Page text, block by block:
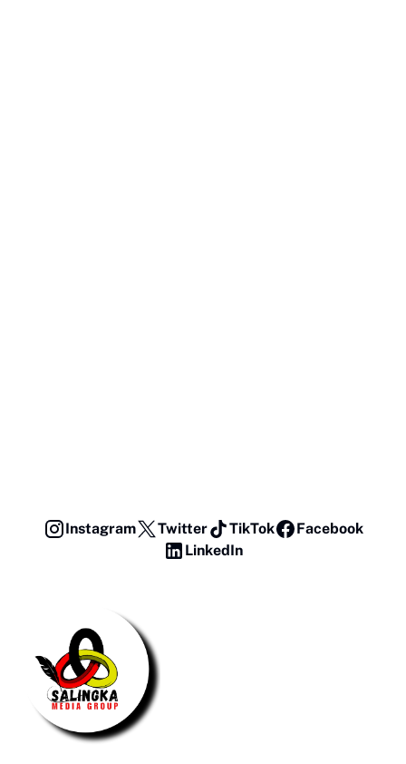
Instagram Twitter TikTok
Facebook
LinkedIn